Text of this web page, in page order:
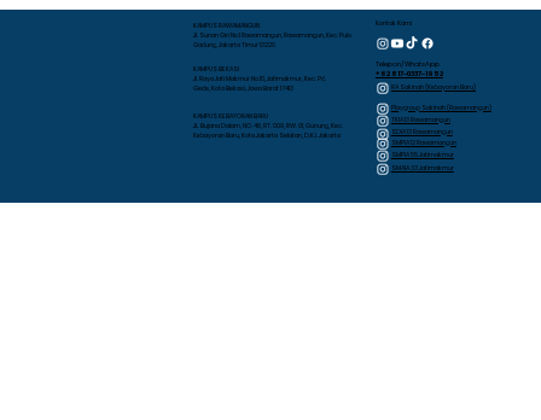
KAMPUS RAWAMANGUN
Jl. Sunan Giri No.1 Rawamangun, Rawamangun, Kec. Pulo
Gadung, Jakarta Timur 13220
KAMPUS BEKASI
Jl. Raya Jati Makmur No.10, Jatimakmur, Kec. Pd.
Gede, Kota Bekasi, Jawa Barat 17413
KAMPUS KEBAYORAN BARU
JL. Bujana Dalam, NO. 48, RT. 009, RW. 01, Gunung, Kec.
Kebayoran Baru, Kota Jakarta Selatan, D.K.I. Jakarta
Kontak Kami
Telepon/WhatsApp
+62 817-0337-1952
RA Sakinah (Kebayoran Baru)
Playgroup Sakinah (Rawamangun)
TKIA 13 Rawamangun
SDIA 13 Rawamangun
SMPIA 12 Rawamangun
SMPIA 55 Jatimakmur
SMAIA 33 Jatimakmur